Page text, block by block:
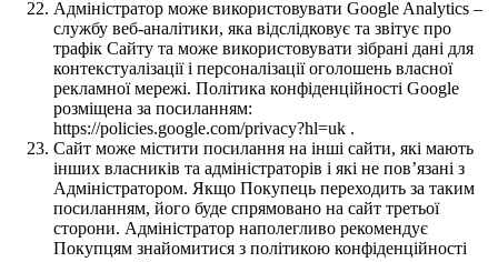
Адміністратор може використовувати Google Analytics –
службу веб-аналітики, яка відслідковує та звітує про
трафік Сайту та може використовувати зібрані дані для
контекстуалізації і персоналізації оголошень власної
рекламної мережі. Політика конфіденційності Google
розміщена за посиланням:
https://policies.google.com/privacy?hl=uk .
Сайт може містити посилання на інші сайти, які мають
інших власників та адміністраторів і які не пов’язані з
Адміністратором. Якщо Покупець переходить за таким
посиланням, його буде спрямовано на сайт третьої
сторони. Адміністратор наполегливо рекомендує
Покупцям знайомитися з політикою конфіденційності